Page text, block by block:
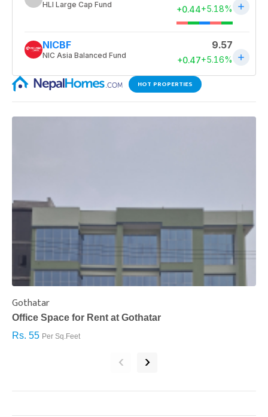
HOT PROPERTIES
Gothatar
Office Space for Rent at Gothatar
Rs. 55 Per Sq.Feet
‹ ›